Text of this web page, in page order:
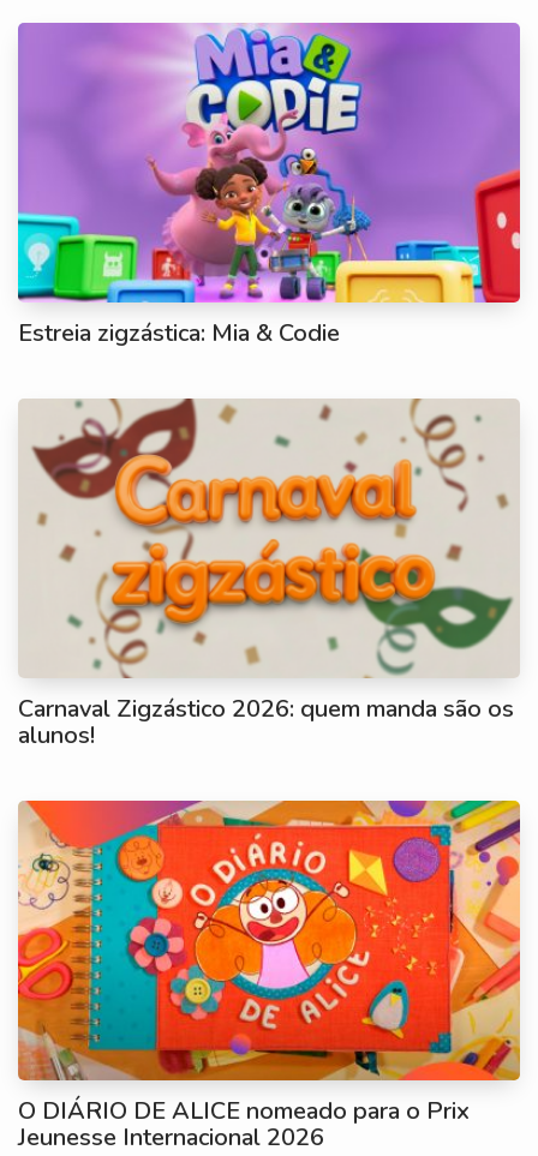
Estreia zigzástica: Mia & Codie
Carnaval Zigzástico 2026: quem manda são os
alunos!
O DIÁRIO DE ALICE nomeado para o Prix
Jeunesse Internacional 2026